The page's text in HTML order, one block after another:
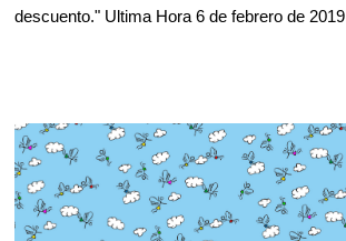
descuento." Ultima Hora 6 de febrero de 2019